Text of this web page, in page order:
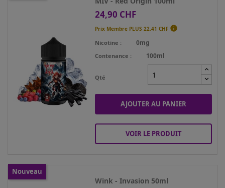
Prix
24,90 CHF
Prix Membre PLUS22,41 CHF 
Nicotine 0mg
Contenance 100ml
Qté
AJOUTER AU PANIER
VOIR LE PRODUIT
Wink - Invasion 50ml
Nouveau